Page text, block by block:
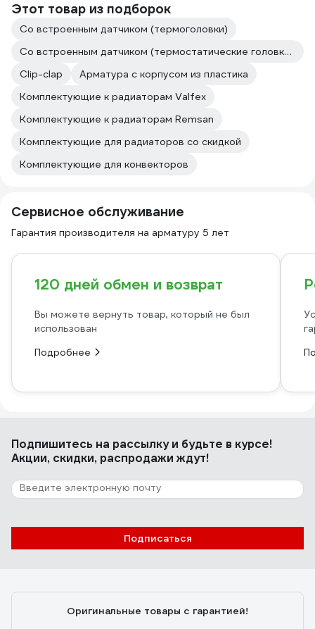
Этот товар из подборок
Со встроенным датчиком (термоголовки)
Со встроенным датчиком (термостатические головки со встроенным датчиком)
Clip-clap
Арматура с корпусом из пластика
Комплектующие к радиаторам Valfex
Комплектующие к радиаторам Remsan
Комплектующие для радиаторов со скидкой
Комплектующие для конвекторов
Сервисное обслуживание
Гарантия производителя на арматуру 5 лет
120 дней обмен и возврат
Вы можете вернуть товар, который не был
использован
Подробнее
Подпишитесь на рассылкуи будьте в курсе!
Акции, скидки, распродажи ждут!
Подписаться
Оригинальные товары с гарантией!